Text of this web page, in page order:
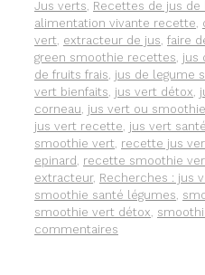
VERT
DE
LÉGUMES
AUX
ORANGES
Catégories
Jus verts Recettes de jus
alimentation vivante recette
vert extracteur de jus faire
green smoothie recettes jus
de fruits frais jus de legume
vert bienfaits jus vert détox
corneau jus vert ou
jus vert recette jus vert santé
smoothie vert recette jus
epinard recette smoothie
extracteur, Recherches : jus
smoothie santé légumes
smoothie vert détox
commentaires